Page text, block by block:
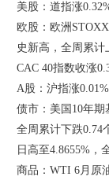
美股：道指涨
欧股：欧洲
史新高，全周累计
CAC 40指数收涨
A股：沪指涨
债市：美国10年期
全周累计下跌0.74
日高至4.8655%，
商品：WTI 6月原